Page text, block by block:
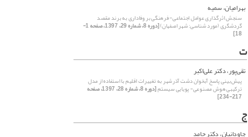
بهرامیان، سمیه
سنجش اثرگذاری عوامل اجتماعی- فرهنگی بر وفاداری به برند مقصد
گردشگری (مورد شناسی: شهر اصفهان) [دوره 8، شماره 29، 1397، صفحه 1-
18]
ت
تقی‌پور، دکتر علی‌اکبر
پیش‌بینی پاسخ آبخوان دشت آذرشهر به تغییرات اقلیم با استفاده از مدل
ترکیبی هوش مصنوعی- پویایی سیستم [دوره 8، شماره 28، 1397، صفحه
217-234]
ج
جاودانیان، دکتر حامد